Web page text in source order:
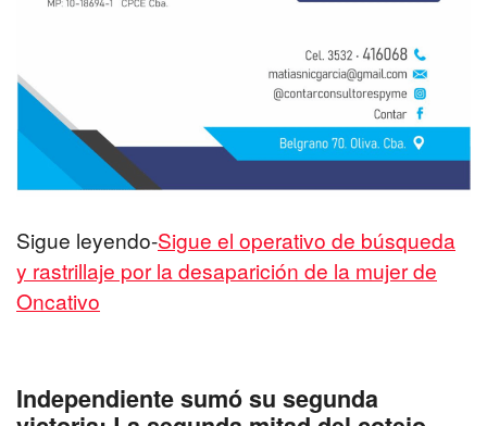
Sigue leyendo-Sigue el operativo de búsqueda
y rastrillaje por la desaparición de la mujer de
Oncativo
Independiente sumó su segunda